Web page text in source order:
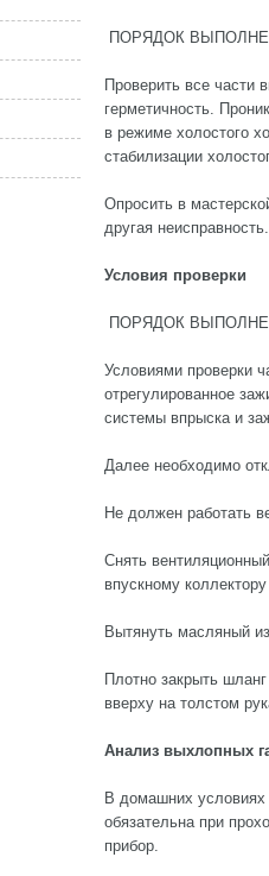
ПОРЯДОК
Проверить все части
герметичность.
в режиме холостого
стабилизации
Опросить в
другая неисправность.
Условия проверки
ПОРЯДОК
Условиями проверки
отрегулированное
системы впрыска и
Далее необходимо
Не должен работать
Снять
впускному
Вытянуть масляный
Плотно закрыть
вверху на толстом
Анализ выхлопных
В домашних условиях
обязательна при
прибор.